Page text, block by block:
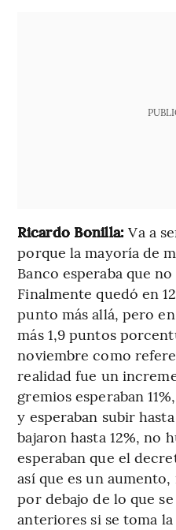
Ricardo Bonilla:Va a
porque la mayoría de
Banco esperaba que no
Finalmente quedó en
punto más allá, pero
más 1,9 puntos
noviembre como
realidad fue un
gremios esperaban
y esperaban subir
bajaron hasta 12%, no
esperaban que el
así que es un
por debajo de lo que
anteriores si se toma